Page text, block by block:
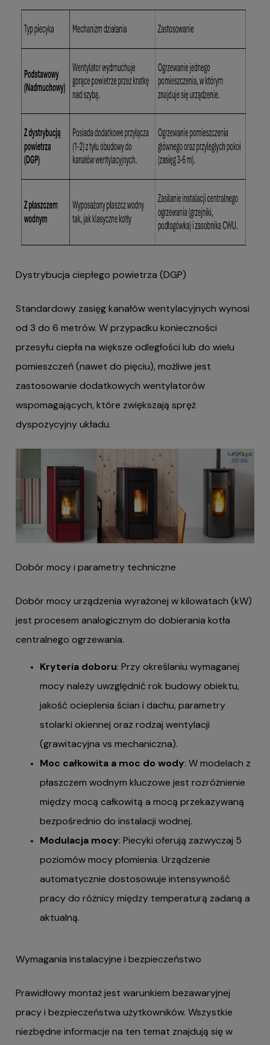
Dystrybucja ciepłego powietrza (DGP)
Standardowy zasięg kanałów wentylacyjnych wynosi
od 3 do 6 metrów. W przypadku konieczności
przesyłu ciepła na większe odległości lub do wielu
pomieszczeń (nawet do pięciu), możliwe jest
zastosowanie dodatkowych wentylatorów
wspomagających, które zwiększają spręż
dyspozycyjny układu.
Dobór mocy i parametry techniczne
Dobór mocy urządzenia wyrażonej w kilowatach (kW)
jest procesem analogicznym do dobierania kotła
centralnego ogrzewania.
Kryteria doboru: Przy określaniu wymaganej
mocy należy uwzględnić rok budowy obiektu,
jakość ocieplenia ścian i dachu, parametry
stolarki okiennej oraz rodzaj wentylacji
(grawitacyjna vs mechaniczna).
Moc całkowita a moc do wody: W modelach z
płaszczem wodnym kluczowe jest rozróżnienie
między mocą całkowitą a mocą przekazywaną
bezpośrednio do instalacji wodnej.
Modulacja mocy: Piecyki oferują zazwyczaj 5
poziomów mocy płomienia. Urządzenie
automatycznie dostosowuje intensywność
pracy do różnicy między temperaturą zadaną a
aktualną.
Wymagania instalacyjne i bezpieczeństwo
Prawidłowy montaż jest warunkiem bezawaryjnej
pracy i bezpieczeństwa użytkowników. Wszystkie
niezbędne informacje na ten temat znajdują się w